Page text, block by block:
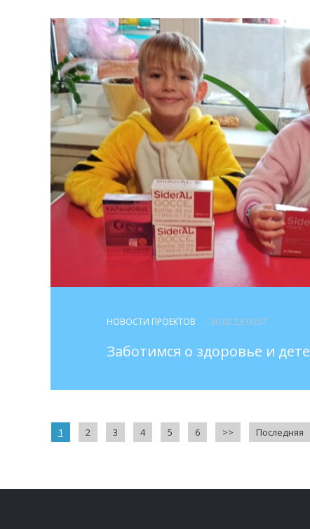
НОВОСТИ ПРОЕКТОВ - 30.05.23 00:57
Заботимся о здоровье и
1 2 3 4 5 6 >> Последняя